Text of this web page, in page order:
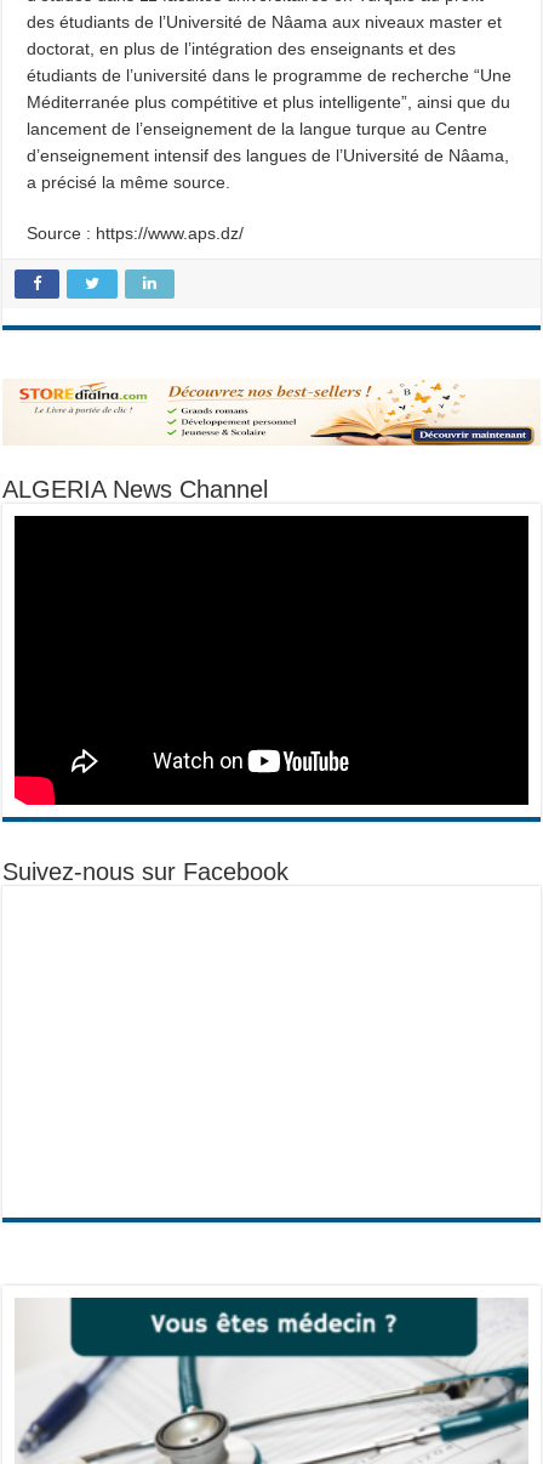
des étudiants de l’Université de Nâama aux niveaux master et
doctorat, en plus de l’intégration des enseignants et des
étudiants de l’université dans le programme de recherche “Une
Méditerranée plus compétitive et plus intelligente”, ainsi que du
lancement de l’enseignement de la langue turque au Centre
d’enseignement intensif des langues de l’Université de Nâama,
a précisé la même source.
Source : https://www.aps.dz/
ALGERIA News Channel
Suivez-nous sur Facebook